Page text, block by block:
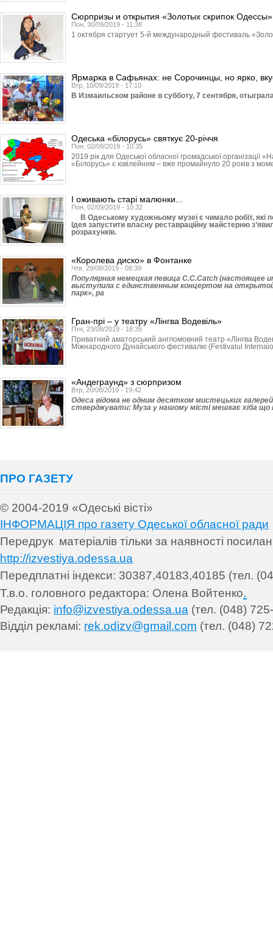
Сюрпризы и открытия «Золотых скрипок Одессы»
Пон, 30/09/2019 - 11:38
1 октября стартует 5-й международный фестиваль
Ярмарка в Сафьянах: не Сорочинцы, но ярко,
Втр, 10/09/2019 - 17:10
В Измаильском районе в субботу, 7 сентября,
Одеська «білорусь» святкує 20-річчя
Пон, 02/09/2019 - 10:35
2019 рік для Одеської обласної громадської організації
«Білорусь» є ювілейним – вже промайнуло 20 років з
І оживають старі малюнки...
Пон, 02/09/2019 - 10:32
В Одеському художньому музеї є чимало робіт, які
Ідея запустити власну реставраційну майстерню
розрахунків.
«Королева диско» в Фонтанке
Чтв, 29/08/2019 - 08:39
Популярная немецкая певица C.C.Catch (настоящее
выступила с единственным концертом на
парк», ра
Гран-прі – у театру «Лінгва Водевіль»
Птн, 23/08/2019 - 18:35
Приватний аматорський англомовний театр «Лінгва
Міжнародного Дунайського фестивалю (Festivalul
«Андеграунд» з сюрпризом
Втр, 20/08/2019 - 19:42
Одеса відома не одним десятком мистецьких
стверджувати: Муза у нашому місті мешкає хіба що
ПРО ГАЗЕТУ
© 2004-2019 «Одеські вісті»
ІНФОРМАЦІЯ про газету Одеської обласної ради
Передрук матеріалів тільки за наявності
http://izvestiya.odessa.ua
Передплатні індекси: 30387,40183,40185 (тел.
Т.в.о. головного редактора: Олена Войтенко.
Редакція: info@izvestiya.odessa.ua (тел. (048)
Відділ рекламі: rek.odizv@gmail.com (тел. (048)